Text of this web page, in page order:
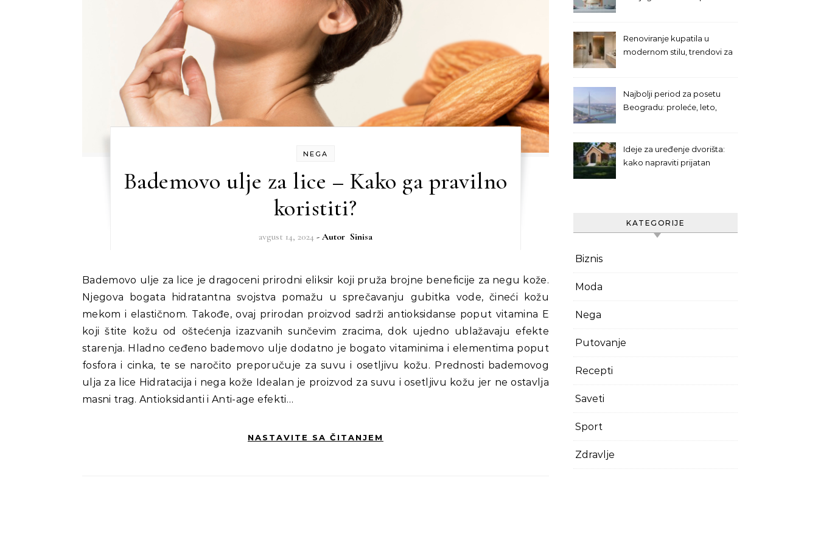
NEGA
Bademovo ulje za lice – Kako ga pravilno
koristiti?
avgust 14, 2024 - Autor Sinisa
Bademovo ulje za lice je dragoceni prirodni eliksir koji pruža brojne beneficije za negu kože.
Njegova bogata hidratantna svojstva pomažu u sprečavanju gubitka vode, čineći kožu
mekom i elastičnom. Takođe, ovaj prirodan proizvod sadrži antioksidanse poput vitamina E
koji štite kožu od oštećenja izazvanih sunčevim zracima, dok ujedno ublažavaju efekte
starenja. Hladno ceđeno bademovo ulje dodatno je bogato vitaminima i elementima poput
fosfora i cinka, te se naročito preporučuje za suvu i osetljivu kožu. Prednosti bademovog
ulja za lice Hidratacija i nega kože Idealan je proizvod za suvu i osetljivu kožu jer ne ostavlja
masni trag. Antioksidanti i Anti-age efekti…
NASTAVITE SA ČITANJEM
Renoviranje kupatila u
modernom stilu, trendovi za
Najbolji period za posetu
Beogradu: proleće, leto,
Ideje za uređenje dvorišta:
kako napraviti prijatan
KATEGORIJE
Biznis
Moda
Nega
Putovanje
Recepti
Saveti
Sport
Zdravlje